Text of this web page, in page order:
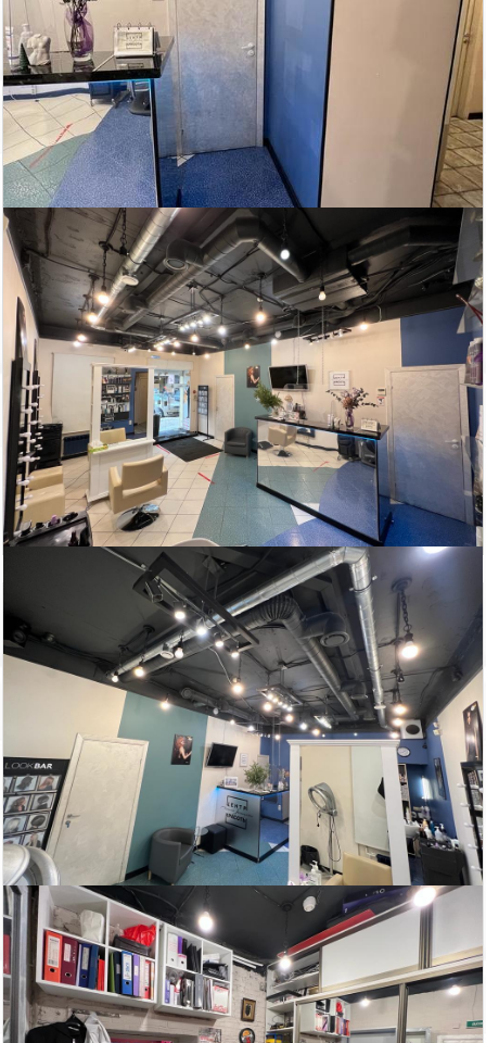
210.5 м2
484 000
руб/мес. 156.5 м
Чайковского ул.,...
Аренда магазина
856 м2
1 969
тыс. руб/мес.
Показать похожие на eip.ru
Итоги бизнес-завтрака «Апартаменты – альтернатива
жилью или инвестиционный продукт?» в Петербурге
Всего на рынке Петербурга по итогам первого
полугодия 2022 года, представлены 4,6 тыс. юнитов,
из них 70% — сервисные апартаменты, 20% —
рекреационные объекты и 5% — несервисные и
элитные юниты. В предложении стали лидировать
рекреационные апартаменты.
Автор: Редактор сайта Дата:2 сентября 2022 г.
Итоги 2019 года в сегменте складской и
индустриальной недвижимости
Эксперты Knight Frank St Petersburg подвели итоги
2019 года в сегменте складской и индустриальной
недвижимости.